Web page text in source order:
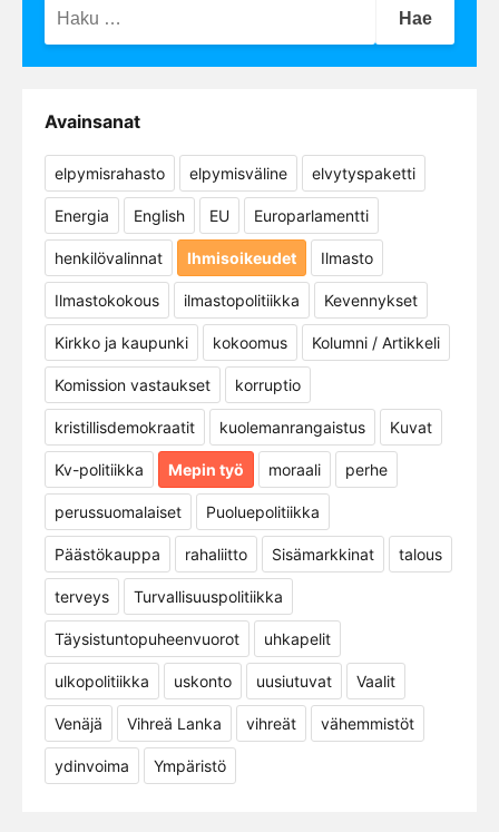
Avainsanat
elpymisrahasto elpymisväline elvytyspaketti
Energia English EU Europarlamentti
henkilövalinnat Ihmisoikeudet Ilmasto
Ilmastokokous ilmastopolitiikka Kevennykset
Kirkko ja kaupunki kokoomus Kolumni / Artikkeli
Komission vastaukset korruptio
kristillisdemokraatit kuolemanrangaistus Kuvat
Kv-politiikka Mepin työ moraali perhe
perussuomalaiset Puoluepolitiikka
Päästökauppa rahaliitto Sisämarkkinat talous
terveys Turvallisuuspolitiikka
Täysistuntopuheenvuorot uhkapelit
ulkopolitiikka uskonto uusiutuvat Vaalit
Venäjä Vihreä Lanka vihreät vähemmistöt
ydinvoima Ympäristö